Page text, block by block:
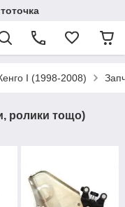
I (1998-2008)
ролики тощо)